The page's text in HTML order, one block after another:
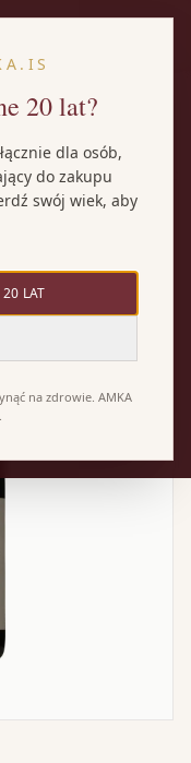
20 lat?
dla osób,
do zakupu
swój wiek, aby
LAT
na zdrowie. AMKA